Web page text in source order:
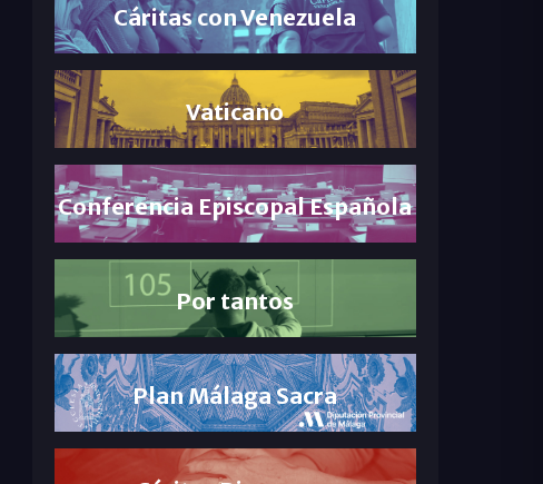
Cáritas con Venezuela
Vaticano
Conferencia Episcopal Española
Por tantos
Plan Málaga Sacra